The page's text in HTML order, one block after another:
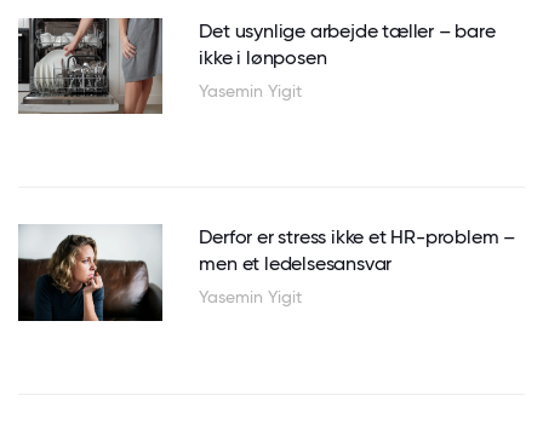
Det usynlige arbejde tæller – bare
ikke i lønposen
Yasemin Yigit
Derfor er stress ikke et HR-problem –
men et ledelsesansvar
Yasemin Yigit